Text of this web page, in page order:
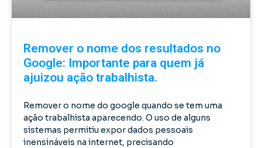
Remover o nome dos resultados no
Google: Importante para quem já
ajuizou ação trabalhista.
Remover o nome do google quando se tem uma
ação trabalhista aparecendo. O uso de alguns
sistemas permitiu expor dados pessoais
inensináveis na internet, precisando